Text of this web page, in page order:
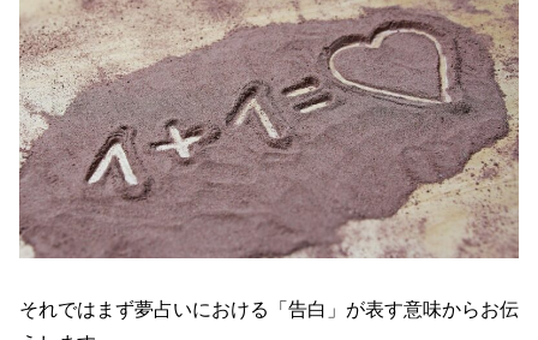
それではまず夢占いにおける「告白」が表す意味からお伝